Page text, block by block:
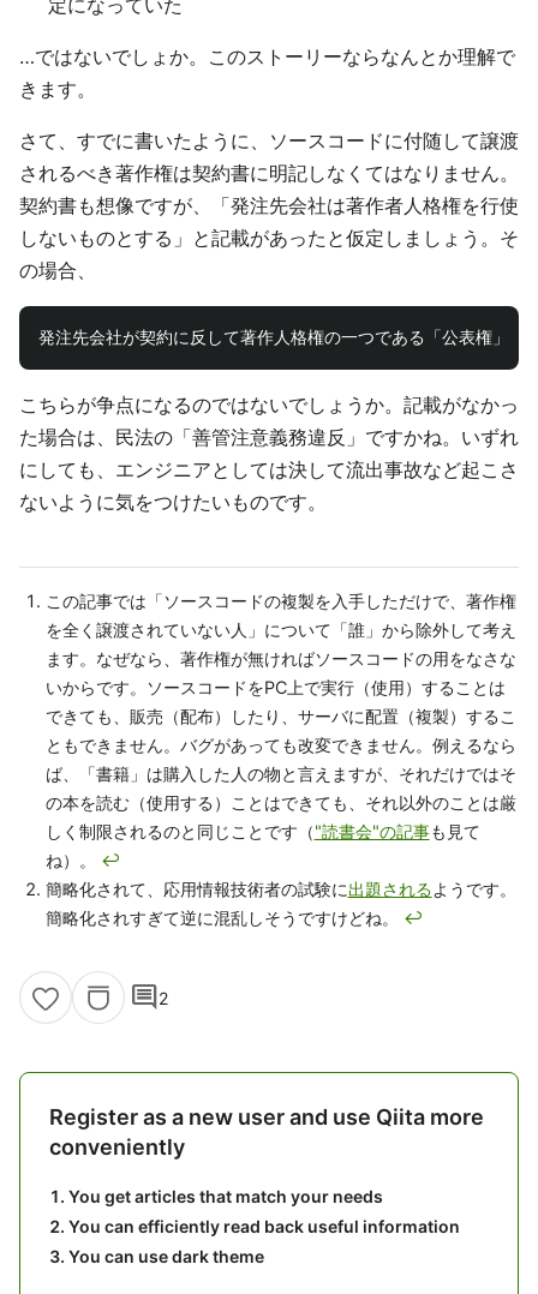
定になっていた
…ではないでしょか。このストーリーならなんとか理解で
きます。
さて、すでに書いたように、ソースコードに付随して譲渡
されるべき著作権は契約書に明記しなくてはなりません。
契約書も想像ですが、「発注先会社は著作者人格権を行使
しないものとする」と記載があったと仮定しましょう。そ
の場合、
こちらが争点になるのではないでしょうか。記載がなかっ
た場合は、民法の「善管注意義務違反」ですかね。いずれ
にしても、エンジニアとしては決して流出事故など起こさ
ないように気をつけたいものです。
この記事では「ソースコードの複製を入手しただけで、著作権
を全く譲渡されていない人」について「誰」から除外して考え
ます。なぜなら、著作権が無ければソースコードの用をなさな
いからです。ソースコードをPC上で実行（使用）することは
できても、販売（配布）したり、サーバに配置（複製）するこ
ともできません。バグがあっても改変できません。例えるなら
ば、「書籍」は購入した人の物と言えますが、それだけではそ
の本を読む（使用する）ことはできても、それ以外のことは厳
しく制限されるのと同じことです（"読書会"の記事も見て
ね）。 ↩
簡略化されて、応用情報技術者の試験に出題されるようです。
簡略化されすぎて逆に混乱しそうですけどね。 ↩
comment2
Register as a new user and use Qiita more
conveniently
You get articles that match your needs
You can efficiently read back useful information
You can use dark theme